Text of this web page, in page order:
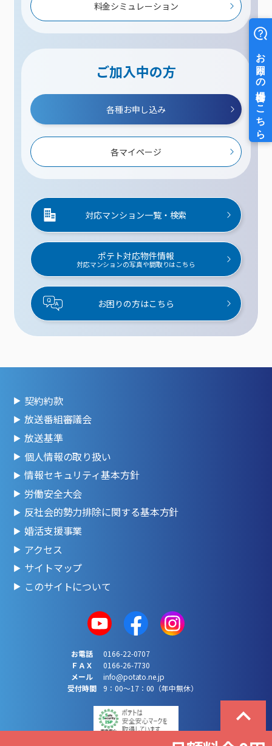
expand_less
料金シミュレーション
ご加入中の方
各種お申し込み
各マイページ
対応マンション一覧・検索
ポテト対応物件情報
対応マンションの写真や間取りはこちら
お困りの方はこちら
契約約款
放送番組審議会
放送基準
個人情報の取り扱い
情報セキュリティ基本方針
労働安全大会
反社会的勢力排除に関する基本方針
婚活支援事業
アクセス
サイトマップ
このサイトについて
お電話
0166-22-0707
ＦＡＸ
0166-26-7730
メール
info@potato.ne.jp
受付時間
9：00～17：00（年中無休）